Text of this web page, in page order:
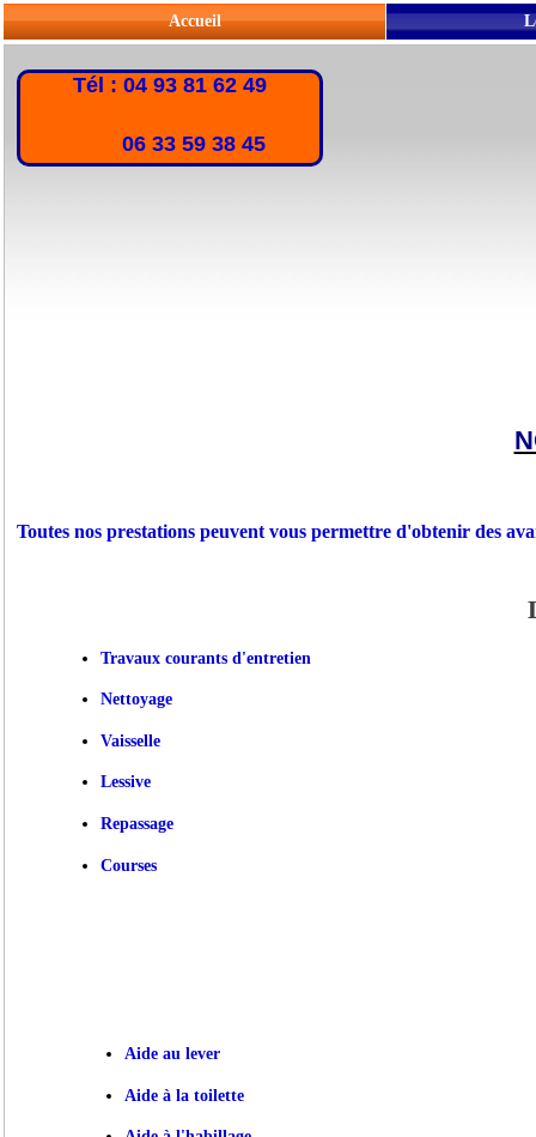
Accueil
Tél : 04 93 81 62 49
06 33 59 38 45
Toutes nos prestations peuvent vous permettre d'obtenir des
Travaux courants d'entretien
Nettoyage
Vaisselle
Lessive
Repassage
Courses
Aide au lever
Aide à la toilette